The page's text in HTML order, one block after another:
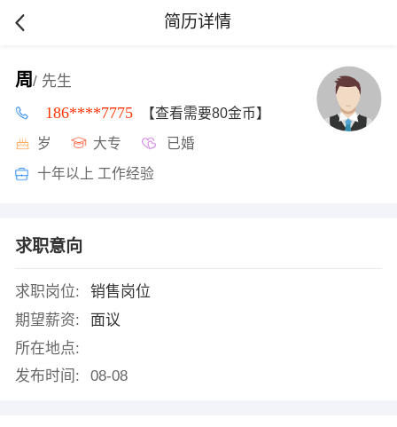
简历详情
周/ 先生
186****7775 【查看需要80金币】
岁 大专 已婚
十年以上 工作经验
求职意向
求职岗位:
销售岗位
期望薪资:
面议
所在地点:
发布时间:
08-08